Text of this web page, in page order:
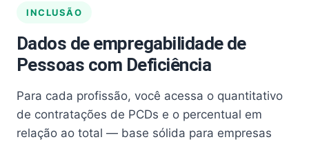
INCLUSÃO
Dados de empregabilidade de
Pessoas com Deficiência
Para cada profissão, você acessa o quantitativo
de contratações de PCDs e o percentual em
relação ao total — base sólida para empresas